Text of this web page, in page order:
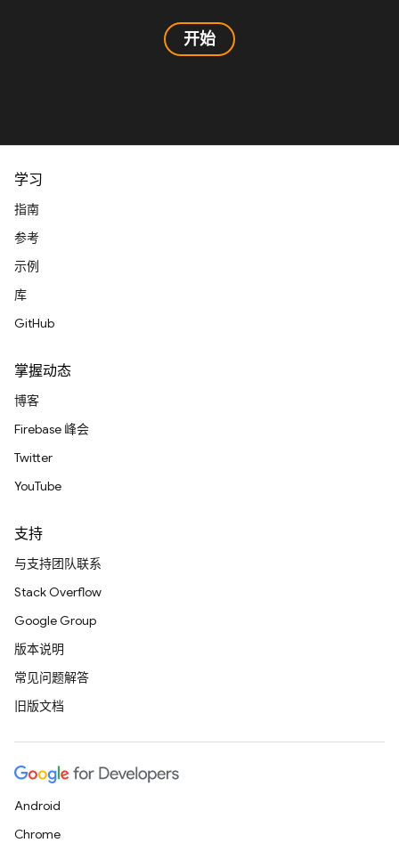
开始
学习
指南
参考
示例
库
GitHub
掌握动态
博客
Firebase 峰会
Twitter
YouTube
支持
与支持团队联系
Stack Overflow
Google Group
版本说明
常见问题解答
旧版文档
Android
Chrome